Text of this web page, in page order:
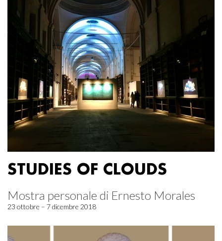
STUDIES OF CLOUDS
Mostra personale di Ernesto Morales
23 ottobre – 7 dicembre 2018